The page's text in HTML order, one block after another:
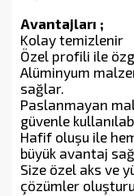
Avantajları ;
Kolay temizlenir
Özel profili ile
Alüminyum
sağlar.
Paslanmayan
güvenle
Hafif oluşu ile
büyük avantaj
Size özel aks ve
çözümler